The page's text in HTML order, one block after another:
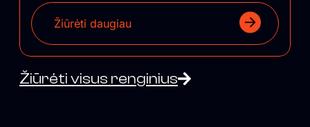
Žiūrėti daugiau
Žiūrėti visus renginius